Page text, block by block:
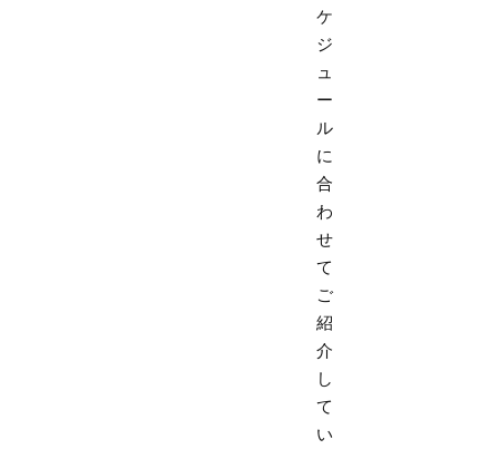
ケ
ジ
ュ
ー
ル
に
合
わ
せ
て
ご
紹
介
し
て
い